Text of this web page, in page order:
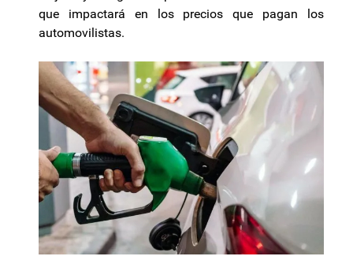
que impactará en los precios que pagan los
automovilistas.